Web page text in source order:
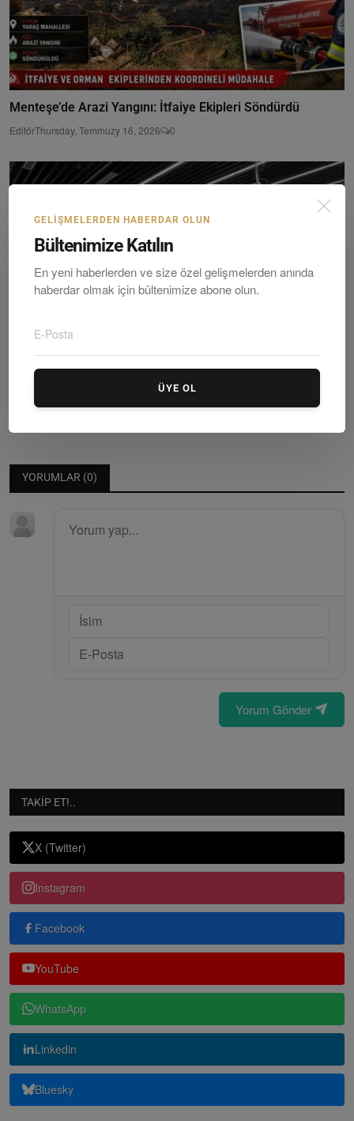
Menteşe’de Arazi Yangını: İtfaiye Ekipleri Söndürdü
EditörThursday, Temmuzy 16, 2026 0
Menteşe’nin Yeni Vizyonu Açıklandı: İnanç Ve Su Tema...
EditörWednesday, Şubatruary 4, 2026 0
YORUMLAR (0)
Yorum Gönder
TAKIP ET!..
X (Twitter)
Instagram
Facebook
YouTube
WhatsApp
Linkedin
Bluesky
GELIŞMELERDEN HABERDAR OLUN
Bültenimize Katılın
En yeni haberlerden ve size özel gelişmelerden anında
haberdar olmak için bültenimize abone olun.
ÜYE OL